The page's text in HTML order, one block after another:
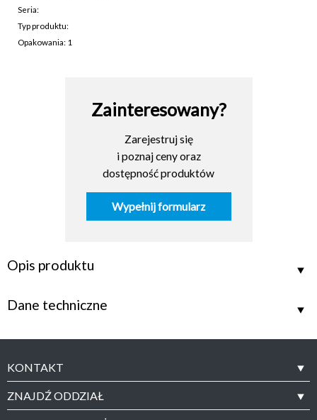
Seria:
Typ produktu:
Opakowania: 1
Zainteresowany?
Zarejestruj się
i poznaj ceny oraz
dostępność produktów
Wypełnij formularz
Opis produktu
Dane techniczne
KONTAKT
ZNAJDŹ ODDZIAŁ